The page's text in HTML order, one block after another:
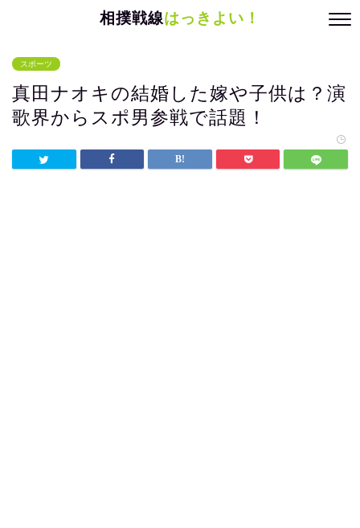
相撲戦線はっきよい！
スポーツ
真田ナオキの結婚した嫁や子供は？演
歌界からスポ男参戦で話題！